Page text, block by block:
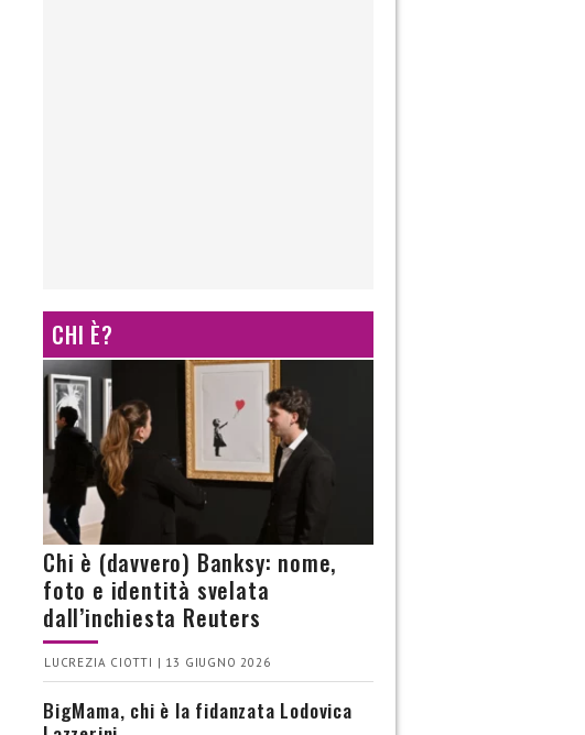
CHI È?
Chi è (davvero) Banksy: nome,
foto e identità svelata
dall’inchiesta Reuters
LUCREZIA CIOTTI | 13 GIUGNO 2026
BigMama, chi è la fidanzata Lodovica